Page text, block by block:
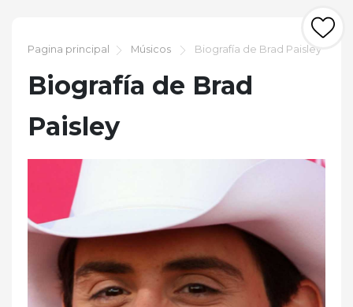
Pagina principal Músicos Biografía de Brad Paisley
Biografía de Brad
Paisley